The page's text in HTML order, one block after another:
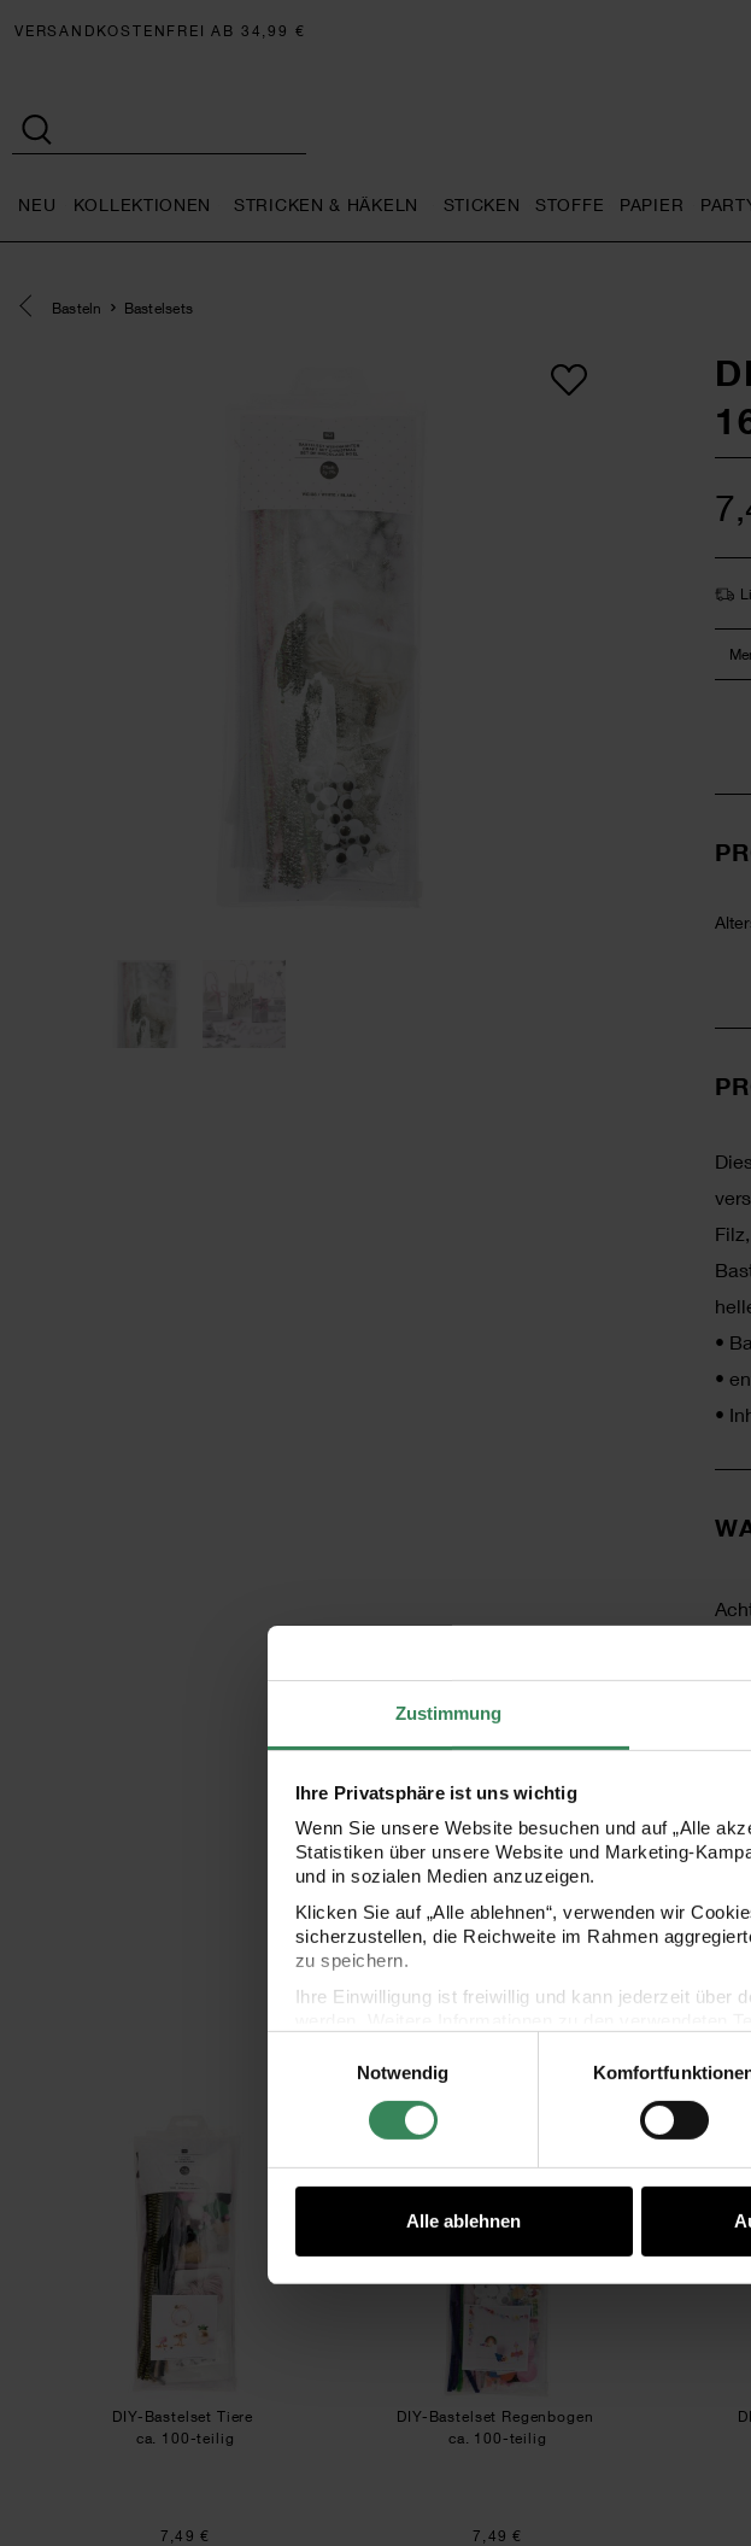
Zustimmung
Ihre Privatsphäre ist uns wichtig
Wenn Sie unsere Website besuchen und auf „Alle
Statistiken über unsere Website und Marketing-
und in sozialen Medien anzuzeigen.
Klicken Sie auf „Alle ablehnen“, verwenden wir
sicherzustellen, die Reichweite im Rahmen
zu speichern.
Ihre Einwilligung ist freiwillig und kann jederzeit über
Impressum
Datenschutz Vertrag widerrufen
Notwendig
Alle ablehnen
VERSANDKOSTENFREI AB 34,99 €
NEU KOLLEKTIONEN STRICKEN & HÄKELN STICKEN STOFFE PAPIER
Eine Kategorie zurück navigieren
Basteln Bastelsets
•
•
•
DIY-Bastelset Tiere
ca. 100-teilig
7,49 €
DIY-Bastelset Regenbogen
DIY-Bastelset Regenbogen
ca. 100-teilig
7,49 €